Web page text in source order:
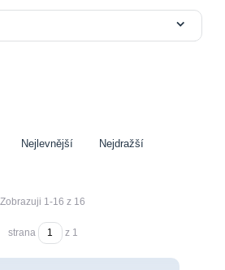
Nejlevnější Nejdražší
Zobrazuji 1-16 z 16
strana z 1